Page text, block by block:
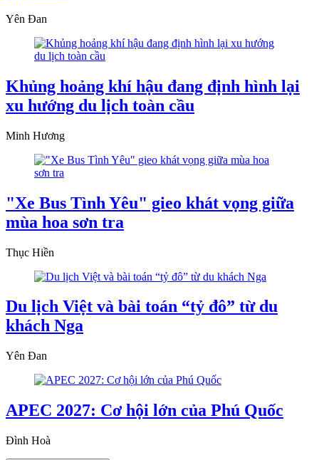
Yên Đan
Khủng hoảng khí hậu đang định hình lại
xu hướng du lịch toàn cầu
Minh Hương
"Xe Bus Tình Yêu" gieo khát vọng giữa
mùa hoa sơn tra
Thục Hiền
Du lịch Việt và bài toán “tỷ đô” từ du
khách Nga
Yên Đan
APEC 2027: Cơ hội lớn của Phú Quốc
Đình Hoà